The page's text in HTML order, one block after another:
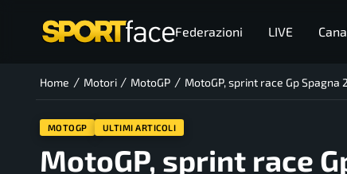
Federazioni LIVE
Home / Motori / MotoGP / MotoGP, sprint race Gp
MOTOGP ULTIMI ARTICOLI
MotoGP, sprint race